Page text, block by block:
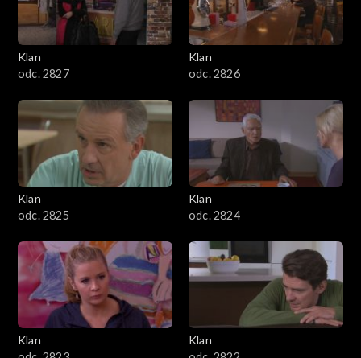
Klan
odc. 2827
Klan
odc. 2826
Klan
odc. 2825
Klan
odc. 2824
Klan
Klan